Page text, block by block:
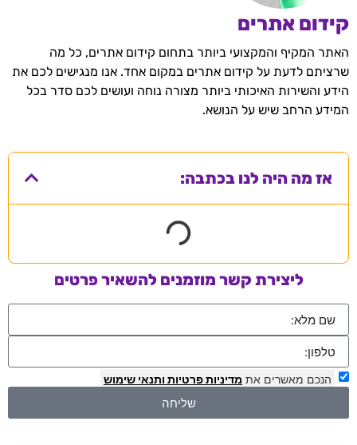
קידום אתרים
האתר המקיף והמקצועי ביותר בתחום קידום אתרים, כל מה
שרציתם לדעת על קידום אתרים במקום אחד. אנו מנגישים לכם את
הידע והשירות האיכותי ביותר מצורה נוחה ועושים לכם סדר בכל
המידע הרחב שיש על הנושא.
אז מה היה לנו בכתבה:
ליצירת קשר מוזמנים להשאיר פרטים
הנכם מאשרים את מדיניות פרטיות ותנאי שימוש
שליחה